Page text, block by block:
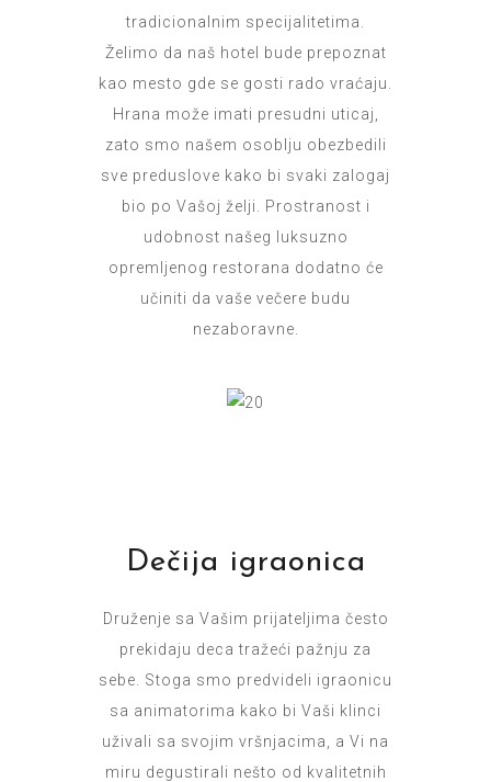
tradicionalnim specijalitetima.
Želimo da naš hotel bude prepoznat
kao mesto gde se gosti rado vraćaju.
Hrana može imati presudni uticaj,
zato smo našem osoblju obezbedili
sve preduslove kako bi svaki zalogaj
bio po Vašoj želji. Prostranost i
udobnost našeg luksuzno
opremljenog restorana dodatno će
učiniti da vaše večere budu
nezaboravne.
Dečija igraonica
Druženje sa Vašim prijateljima često
prekidaju deca tražeći pažnju za
sebe. Stoga smo predvideli igraonicu
sa animatorima kako bi Vaši klinci
uživali sa svojim vršnjacima, a Vi na
miru degustirali nešto od kvalitetnih